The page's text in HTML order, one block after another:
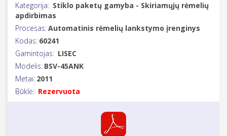
Kategorija: Stiklo paketų gamyba - Skiriamųjų rėmelių
apdirbimas
Procesas:Automatinis rėmelių lankstymo įrenginys
Kodas: 60241
Gamintojas: LISEC
Modelis: BSV-45ANK
Metai: 2011
Būklė: Rezervuota